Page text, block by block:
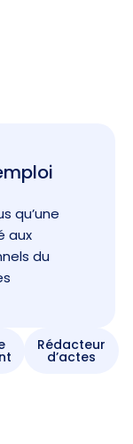
qu’une
aux
du
Rédacteur
d’actes